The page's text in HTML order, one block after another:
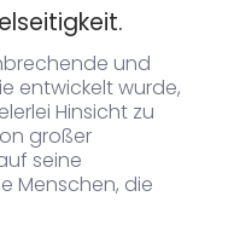
und
entwickelt wurde,
Hinsicht zu
großer
seine
Menschen, die